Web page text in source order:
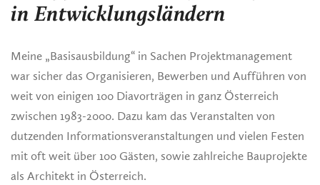
in Entwicklungsländern
Meine „Basisausbildung“ in Sachen Projektmanagement
war sicher das Organisieren, Bewerben und Aufführen von
weit von einigen 100 Diavorträgen in ganz Österreich
zwischen 1983-2000. Dazu kam das Veranstalten von
dutzenden Informationsveranstaltungen und vielen Festen
mit oft weit über 100 Gästen, sowie zahlreiche Bauprojekte
als Architekt in Österreich.